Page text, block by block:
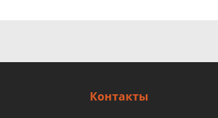
Контакты